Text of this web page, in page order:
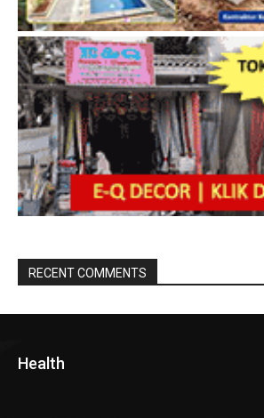
RECENT COMMENTS
Health